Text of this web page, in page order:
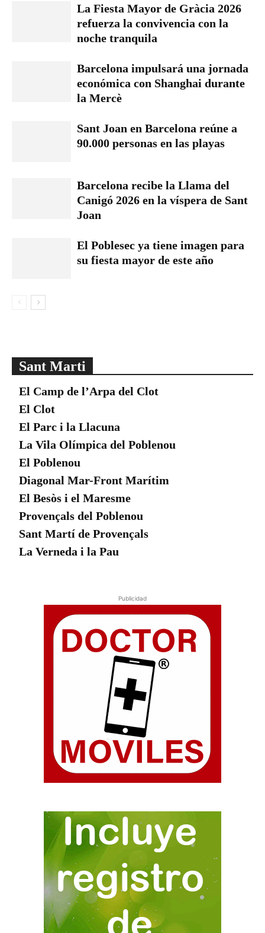
La Fiesta Mayor de Gràcia 2026
refuerza la convivencia con la
noche tranquila
Barcelona impulsará una jornada
económica con Shanghai durante
la Mercè
Sant Joan en Barcelona reúne a
90.000 personas en las playas
Barcelona recibe la Llama del
Canigó 2026 en la víspera de Sant
Joan
El Poblesec ya tiene imagen para
su fiesta mayor de este año
Sant Marti
El Camp de l’Arpa del Clot
El Clot
El Parc i la Llacuna
La Vila Olímpica del Poblenou
El Poblenou
Diagonal Mar-Front Marítim
El Besòs i el Maresme
Provençals del Poblenou
Sant Martí de Provençals
La Verneda i la Pau
Publicidad